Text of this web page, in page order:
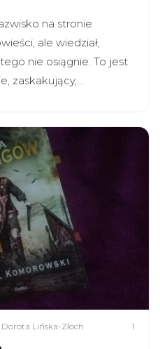
na stronie
ale wiedział,
nie osiągnie. To jest
zaskakujący,…
Lińska-Złoch 1